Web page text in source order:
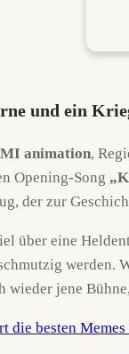
und ein
animation,
Opening-Song
der zur
über eine
werden.
jene